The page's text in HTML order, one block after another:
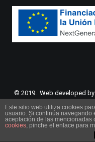
© 2019. Web developed by
Este sitio web utiliza cookies
usuario. Si continúa navegando
aceptación de las mencionadas
cookies, pinche el enlace para